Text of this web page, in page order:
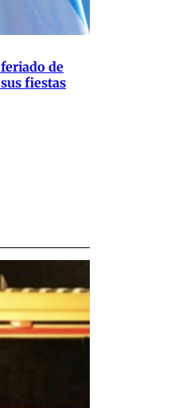
de
fiestas